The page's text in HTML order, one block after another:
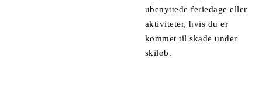
ubenyttede feriedage eller
aktiviteter, hvis du er
kommet til skade under
skiløb.